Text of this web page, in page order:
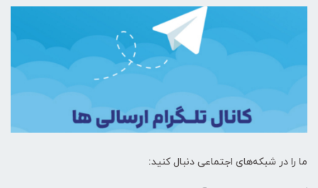
ما را در شبکه‌های اجتماعی دنبال کنید: